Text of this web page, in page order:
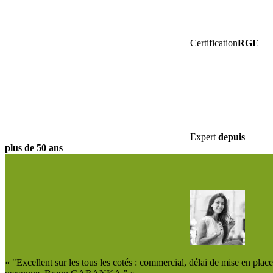
CertificationRGE
Expert depuis
plus de 50 ans
« "Excellent sur les tous les cotés : commercial, délai de mise en